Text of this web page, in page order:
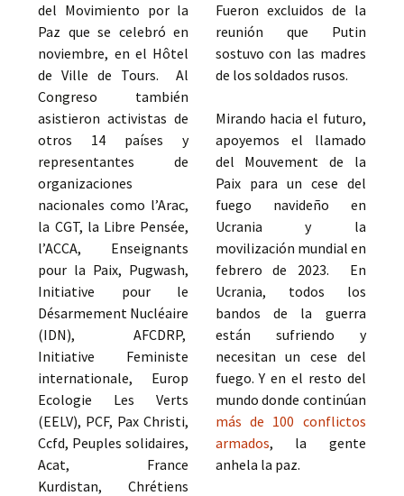
del Movimiento por la
Paz que se celebró en
noviembre, en el Hôtel
de Ville de Tours. Al
Congreso también
asistieron activistas de
otros 14 países y
representantes de
organizaciones
nacionales como l’Arac,
la CGT, la Libre Pensée,
l’ACCA, Enseignants
pour la Paix, Pugwash,
Initiative pour le
Désarmement Nucléaire
(IDN), AFCDRP,
Initiative Feministe
internationale, Europ
Ecologie Les Verts
(EELV), PCF, Pax Christi,
Ccfd, Peuples solidaires,
Acat, France
Kurdistan, Chrétiens
Fueron excluidos de la
reunión que Putin
sostuvo con las madres
de los soldados rusos.
Mirando hacia el futuro,
apoyemos el llamado
del Mouvement de la
Paix para un cese del
fuego navideño en
Ucrania y la
movilización mundial en
febrero de 2023. En
Ucrania, todos los
bandos de la guerra
están sufriendo y
necesitan un cese del
fuego. Y en el resto del
mundo donde continúan
más de 100 conflictos
armados, la gente
anhela la paz.